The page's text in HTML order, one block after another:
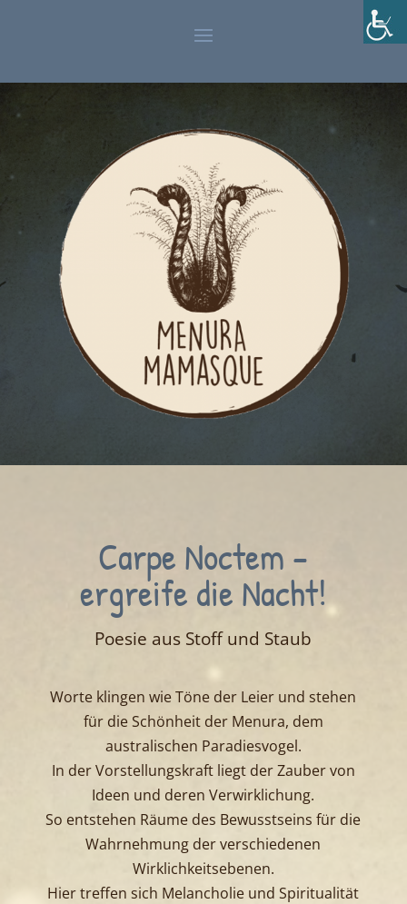
Carpe Noctem –
ergreife die Nacht!
Poesie aus Stoff und Staub
Worte klingen wie Töne der Leier und stehen
für die Schönheit der Menura, dem
australischen Paradiesvogel.
In der Vorstellungskraft liegt der Zauber von
Ideen und deren Verwirklichung.
So entstehen Räume des Bewusstseins für die
Wahrnehmung der verschiedenen
Wirklichkeitsebenen.
Hier treffen sich Melancholie und Spiritualität